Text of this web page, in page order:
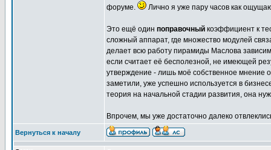
форуме.
Лично я уже пару часов как
Это ещё один поправочный коэффициент к
сложный аппарат, где множество модулей
делает всю работу пирамиды Маслова
если считает её бесполезной, не имеющей
утверждение - лишь моё собственное мнение
заметили, уже успешно используется в
теория на начальной стадии развития, она
Впрочем, мы уже достаточно далеко
Вернуться к началу